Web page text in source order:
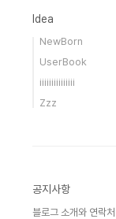
Idea
NewBorn
UserBook
iiiiiiiiiiiiiii
Zzz
공지사항
블로그 소개와 연락처